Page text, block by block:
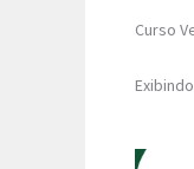
Curso